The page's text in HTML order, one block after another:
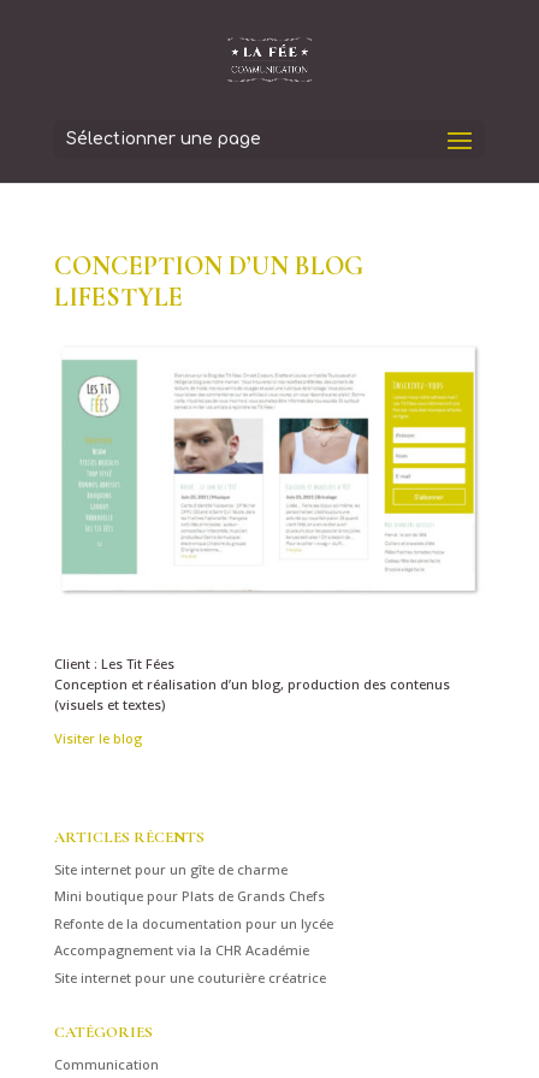
Sélectionner une page
CONCEPTION D’UN BLOG
LIFESTYLE
Client : Les Tit Fées
Conception et réalisation d’un blog, production des contenus
(visuels et textes)
Visiter le blog
ARTICLES RÉCENTS
Site internet pour un gîte de charme
Mini boutique pour Plats de Grands Chefs
Refonte de la documentation pour un lycée
Accompagnement via la CHR Académie
Site internet pour une couturière créatrice
CATÉGORIES
Communication